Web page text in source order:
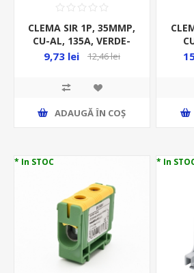
CLEMA SIR 1P, 35MMP,
CU-AL, 135A, VERDE-
GALBEN
9,73 lei 12,46 lei
ADAUGĂ ȊN COŞ
* In STOC * In